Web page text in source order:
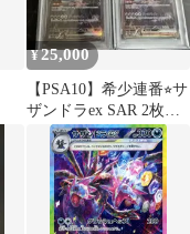
¥25,000
【PSA10】希少連番⭐︎サ
ザンドラex SAR 2枚セ
ット 171/086